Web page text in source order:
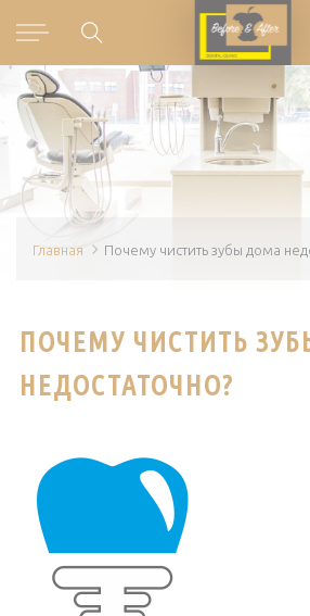
Главная Почему чистить зубы дома
ПОЧЕМУ ЧИСТИТЬ
НЕДОСТАТОЧНО?